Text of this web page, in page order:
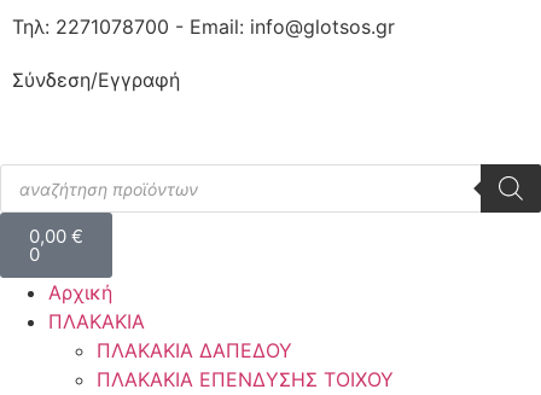
Τηλ: 2271078700 - Email: info@glotsos.gr
Σύνδεση/Εγγραφή
0,00 €
0
Αρχική
ΠΛΑΚΑΚΙΑ
ΠΛΑΚΑΚΙΑ ΔΑΠΕΔΟΥ
ΠΛΑΚΑΚΙΑ ΕΠΕΝΔΥΣΗΣ ΤΟΙΧΟΥ